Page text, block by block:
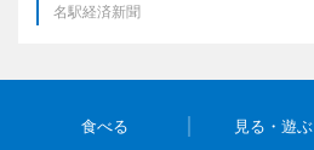
名駅経済新聞
食べる 見る・遊ぶ